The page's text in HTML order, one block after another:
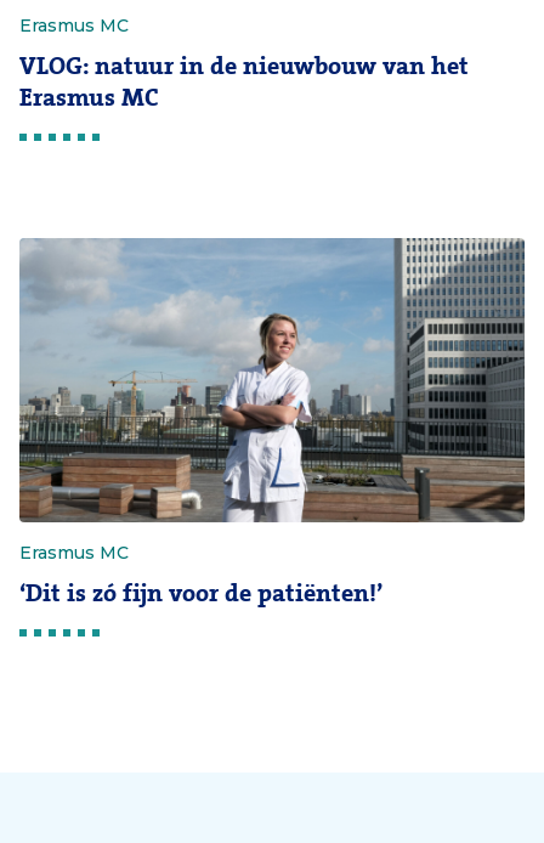
Erasmus MC
VLOG: natuur in de nieuwbouw van het
Erasmus MC
Erasmus MC
‘Dit is zó fijn voor de patiënten!’